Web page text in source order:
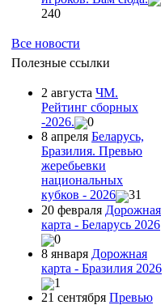
240
Все новости
Полезные ссылки
2 августа ЧМ.
Рейтинг сборных
-2026.
0
8 апреля Беларусь,
Бразилия. Превью
жеребьевки
национальных
кубков - 2026
31
20 февраля Дорожная
карта - Беларусь 2026
0
8 января Дорожная
карта - Бразилия 2026
1
21 сентября Превью